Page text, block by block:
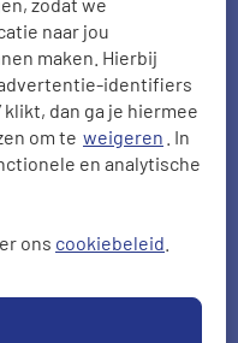
naar jou
maken. Hierbij
identifiers
klikt, dan ga je hiermee
om te weigeren . In
en analytische
ons cookiebeleid
0